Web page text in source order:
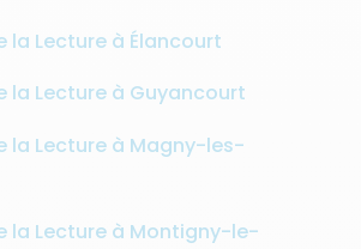
la Lecture à Élancourt
la Lecture à Guyancourt
la Lecture à Magny-les-
la Lecture à Montigny-le-